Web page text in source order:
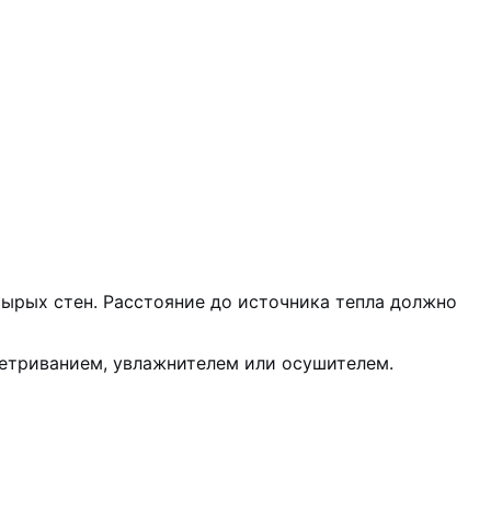
стен. Расстояние до источника тепла должно
увлажнителем или осушителем.